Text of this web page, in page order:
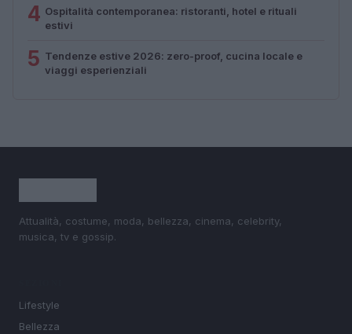
4 Ospitalità contemporanea: ristoranti, hotel e rituali
estivi
5 Tendenze estive 2026: zero-proof, cucina locale e
viaggi esperienziali
Attualità, costume, moda, bellezza, cinema, celebrity,
musica, tv e gossip.
Lifestyle
Bellezza